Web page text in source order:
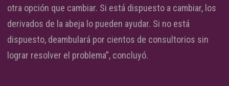
otra opción que cambiar. Si está dispuesto a cambiar, los
derivados de la abeja lo pueden ayudar. Si no está
dispuesto, deambulará por cientos de consultorios sin
lograr resolver el problema”, concluyó.